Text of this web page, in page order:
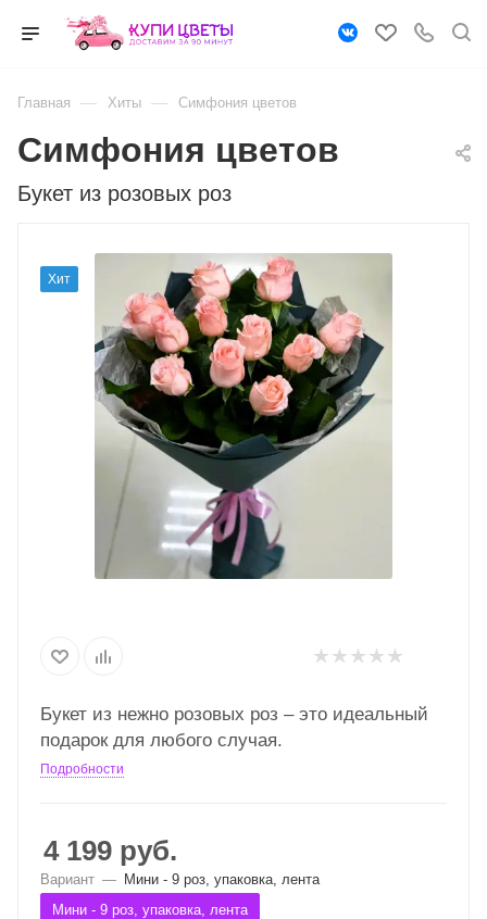
Главная — Хиты — Симфония цветов
Букет из розовых роз
Симфония цветов
Хит
Букет из нежно розовых роз – это идеальный
подарок для любого случая.
Подробности
4 199 руб.
Вариант — Мини - 9 роз, упаковка, лента
Мини - 9 роз, упаковка, лента